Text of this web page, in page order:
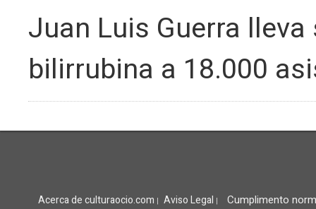
Juan Luis Guerra
bilirrubina a 18.000
Acerca de culturaocio.com | Aviso Legal | Cumplimento